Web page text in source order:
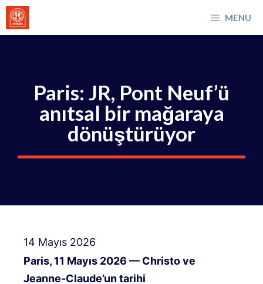
İçeriğe
atla
MENU
Paris: JR, Pont Neuf’ü
anıtsal bir mağaraya
dönüştürüyor
14 Mayıs 2026
Paris, 11 Mayıs 2026 — Christo ve
Jeanne-Claude’un tarihi